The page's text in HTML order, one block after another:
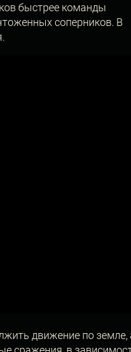
быстрее команды
соперников. В
движение по земле,